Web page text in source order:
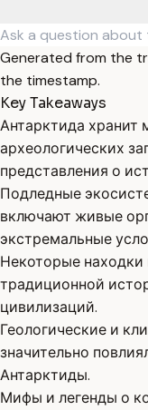
Generated from the
the timestamp.
Key Takeaways
Антарктида хранит
археологических
представления о
Подледные
включают живые
экстремальные
Некоторые
традиционной
цивилизаций.
Геологические и
значительно
Антарктиды.
Мифы и легенды о